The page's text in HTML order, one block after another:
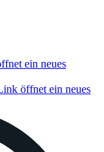
ein neues
öffnet ein neues